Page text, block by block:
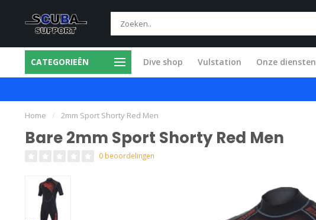
CATEGORIEËN Dive shop Vulstation Onze diensten
in eigen werkplaats Snel en vakkundig
Home / 2mm Sport Shorty Red Men
Bare 2mm Sport Shorty Red Men
0 beoordelingen